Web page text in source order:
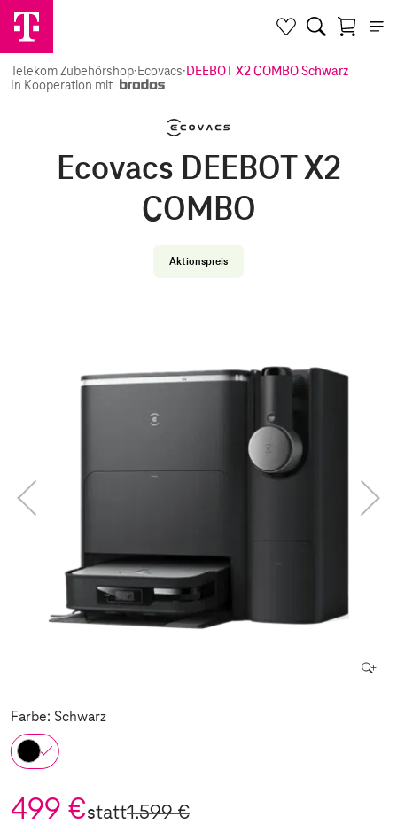
Telekom Zubehörshop·Ecovacs·DEEBOT X2 COMBO Schwarz
In Kooperation mit
Ecovacs DEEBOT X2
COMBO
Aktionspreis
Farbe: Schwarz
499 €statt1.599 €